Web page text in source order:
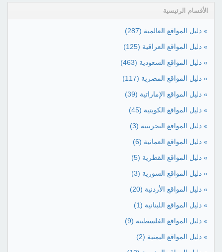
الأقسام الرئيسية
» دليل المواقع العالمية (287)
» دليل المواقع العراقية (125)
» دليل المواقع السعودية (463)
» دليل المواقع المصرية (117)
» دليل المواقع الإماراتية (39)
» دليل المواقع الكويتية (45)
» دليل المواقع البحرينية (3)
» دليل المواقع العمانية (6)
» دليل المواقع القطرية (5)
» دليل المواقع السورية (3)
» دليل المواقع الأردنية (20)
» دليل المواقع اللبنانية (1)
» دليل المواقع الفلسطينة (9)
» دليل المواقع اليمنية (2)